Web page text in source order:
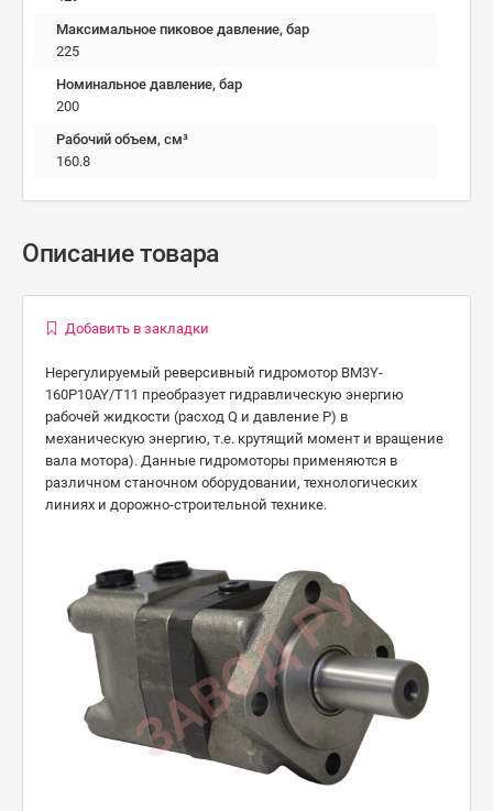
Максимальное пиковое давление, бар
225
Номинальное давление, бар
200
Рабочий объем, см³
160.8
Описание товара
Добавить в закладки
Нерегулируемый реверсивный гидромотор BM3Y-
160P10AY/T11 преобразует гидравлическую энергию
рабочей жидкости (расход Q и давление P) в
механическую энергию, т.е. крутящий момент и вращение
вала мотора). Данные гидромоторы применяются в
различном станочном оборудовании, технологических
линиях и дорожно-строительной технике.